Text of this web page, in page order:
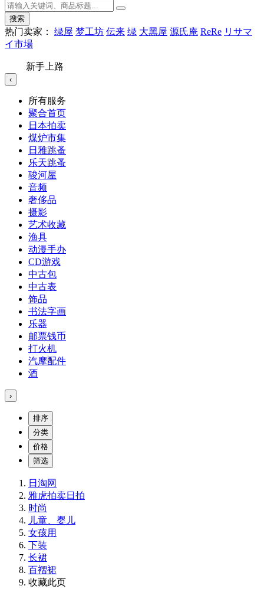
搜索
热门卖家： 绿屋 梦工坊 伝来 绿 大黑屋 源氏庵 ReRe リサマ
イ市場
新手上路
‹
所有服务
聚合首页
日本拍卖
煤炉市集
日雅跳蚤
乐天跳蚤
骏河屋
音频
奢侈品
摄影
艺术收藏
渔具
动漫手办
CD游戏
中古包
中古表
饰品
书法字画
乐器
邮票钱币
打火机
汽摩配件
酒
›
排序
分类
价格
筛选
日淘网
雅虎拍卖日拍
时尚
儿童、婴儿
女孩用
下装
长裙
百褶裙
收藏此页